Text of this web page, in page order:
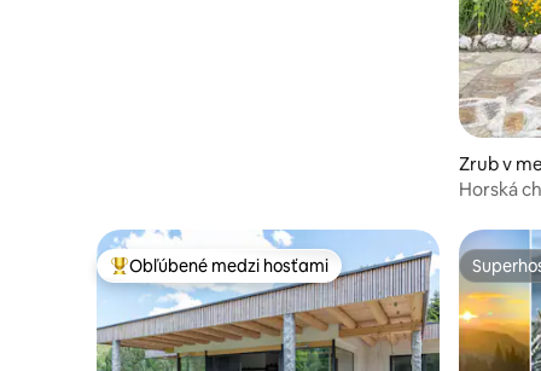
Zrub v
Horská
Najobľúbenejšie medzi hosťami
Obľúbené medzi hosťami